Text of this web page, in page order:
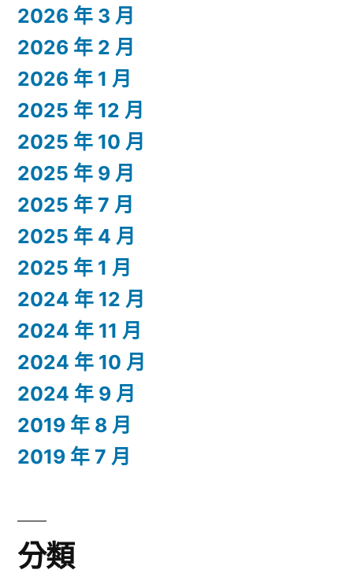
2026 年 3 月
2026 年 2 月
2026 年 1 月
2025 年 12 月
2025 年 10 月
2025 年 9 月
2025 年 7 月
2025 年 4 月
2025 年 1 月
2024 年 12 月
2024 年 11 月
2024 年 10 月
2024 年 9 月
2019 年 8 月
2019 年 7 月
分類